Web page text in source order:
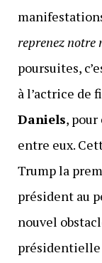
reprenez notre
poursuites,
à l’actrice de
Daniels,
entre eux.
Trump la
président au
nouvel
présidentielle